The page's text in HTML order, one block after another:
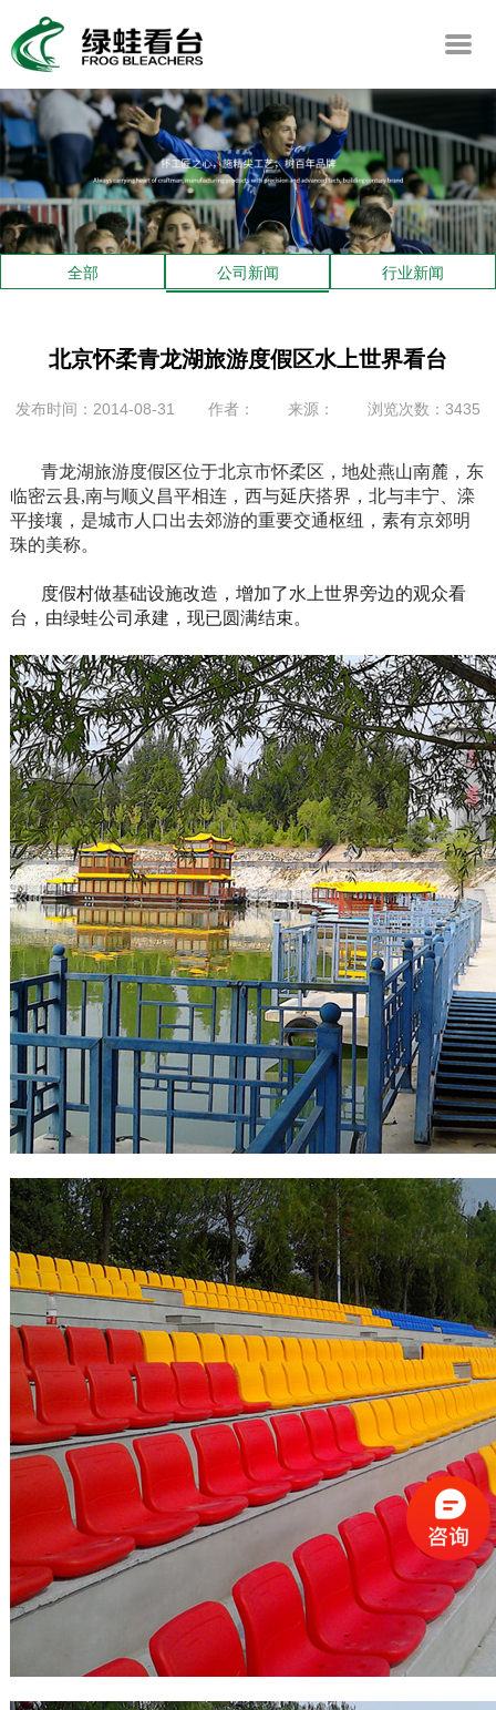
全部 公司新闻 行业新闻
北京怀柔青龙湖旅游度假区水上世界看台
发布时间：2014-08-31 作者： 来源： 浏览次数：3435
青龙湖旅游度假区位于北京市怀柔区，地处燕山南麓，东
临密云县,南与顺义昌平相连，西与延庆搭界，北与丰宁、滦
平接壤，是城市人口出去郊游的重要交通枢纽，素有京郊明
珠的美称。
度假村做基础设施改造，增加了水上世界旁边的观众看
台，由绿蛙公司承建，现已圆满结束。